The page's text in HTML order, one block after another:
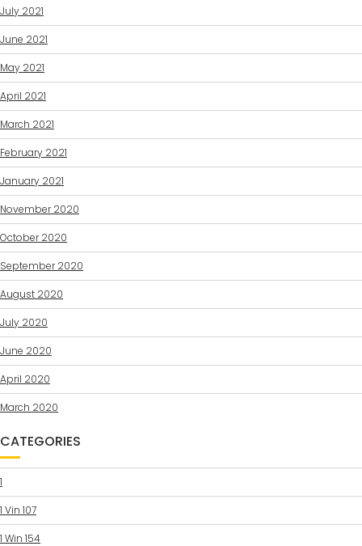
July 2021
June 2021
May 2021
April 2021
March 2021
February 2021
January 2021
November 2020
October 2020
September 2020
August 2020
July 2020
June 2020
April 2020
March 2020
CATEGORIES
1
1 Vin 107
1 Win 154